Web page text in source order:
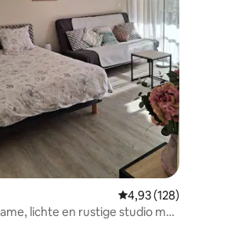
van 4,91 op 5, 23 recensies
Gemiddelde
4,93 (128)
lichte en rustige studio met